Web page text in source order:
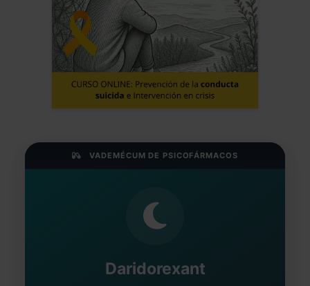
VADEMÉCUM DE PSICOFÁRMACOS
Daridorexant